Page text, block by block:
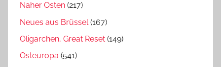
Naher Osten (217)
Neues aus Brüssel (167)
Oligarchen, Great Reset (149)
Osteuropa (541)